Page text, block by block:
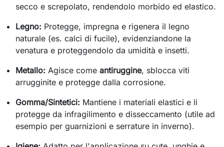
secco e screpolato, rendendolo morbido ed elastico.
Legno: Protegge, impregna e rigenera il legno
naturale (es. calci di fucile), evidenziandone la
venatura e proteggendolo da umidità e insetti.
Metallo: Agisce comeantiruggine, sblocca viti
arrugginite e protegge dalla corrosione.
Gomma/Sintetici: Mantiene i materiali elastici e li
protegge da infragilimento e disseccamento (utile ad
esempio per guarnizioni e serrature in inverno).